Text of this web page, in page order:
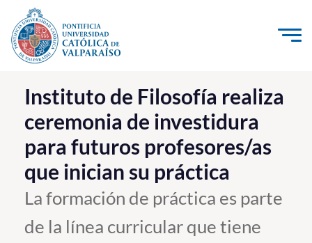
Click acá para ir directamente al contenido
La Universidad
Investigación, Creación e Innovación
PUCV Internacional
Vinculación con el Medio
Admisión
Instituto de Filosofía realiza
ceremonia de investidura
para futuros profesores/as
que inician su práctica
La formación de práctica es parte
de la línea curricular que tiene